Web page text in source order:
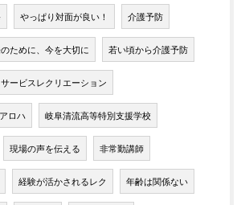
やっぱり対面が良い！ 介護予防
ために、今を大切に 若い頃から介護予防
ービスレクリエーション
ロハ 岐阜清流高等特別支援学校
現場の声を伝える 非常勤講師
経験が活かされるレク 年齢は関係ない